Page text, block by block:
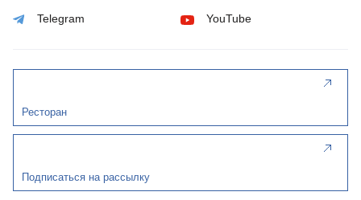
Telegram YouTube
Ресторан
Подписаться на рассылку